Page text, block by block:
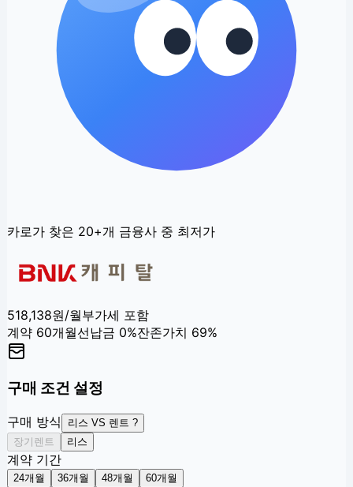
카로가 찾은 20+개 금융사 중 최저가
518,138원/월부가세 포함
계약 60개월선납금 0%잔존가치 69%
구매 조건 설정
구매 방식
리스 VS 렌트 ?
장기렌트
리스
계약 기간
24개월 36개월 48개월 60개월